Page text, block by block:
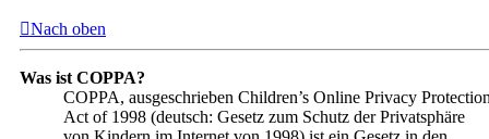
Nach oben
Was ist COPPA?
COPPA, ausgeschrieben Children’s Online Privacy
Act of 1998 (deutsch: Gesetz zum Schutz der Privatsphäre